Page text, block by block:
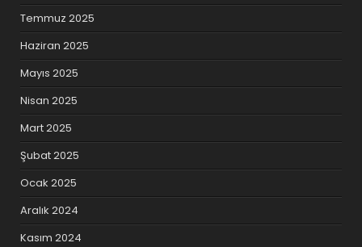
Temmuz 2025
Haziran 2025
Mayıs 2025
Nisan 2025
Mart 2025
Şubat 2025
Ocak 2025
Aralık 2024
Kasım 2024